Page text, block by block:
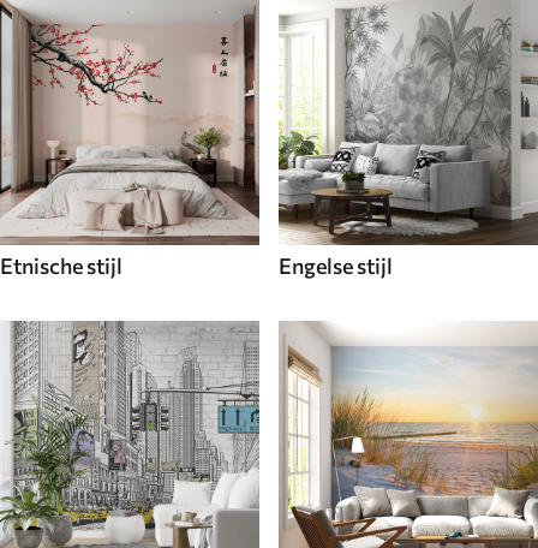
Etnische stijl Engelse stijl